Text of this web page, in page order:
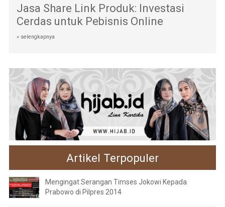
Jasa Share Link Produk: Investasi
Cerdas untuk Pebisnis Online
» selengkapnya
Artikel Terpopuler
Mengingat Serangan Timses Jokowi Kepada
Prabowo di Pilpres 2014